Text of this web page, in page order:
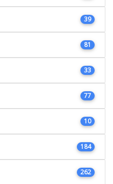
39
81
33
77
10
184
262